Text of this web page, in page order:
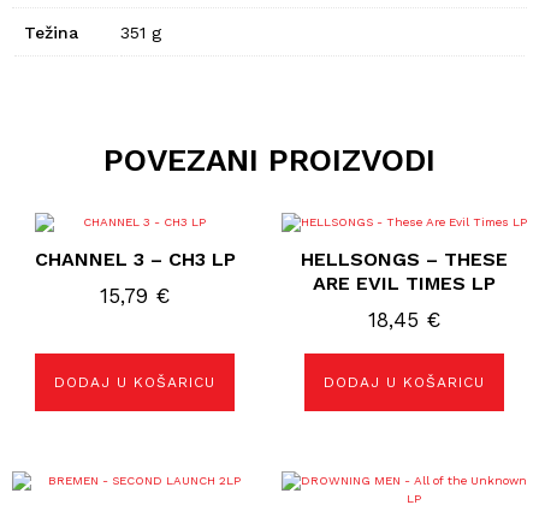
Težina 351 g
POVEZANI PROIZVODI
CHANNEL 3 – CH3 LP
15,79 €
DODAJ U KOŠARICU
HELLSONGS – THESE
ARE EVIL TIMES LP
18,45 €
DODAJ U KOŠARICU